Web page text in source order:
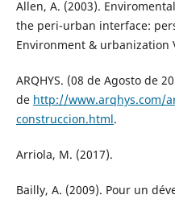
Allen, A. (2003).
the peri-urban interface:
Environment & urbanization
ARQHYS. (08 de Agosto de
de http://www.arqhys.com/
construccion.html.
Arriola, M. (2017).
Bailly, A. (2009). Pour un